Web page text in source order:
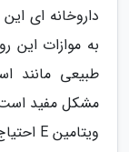
داروخانه ای
به موازات این
طبیعی مانند
مشکل مفید است
ویتامین E احتیاج است.